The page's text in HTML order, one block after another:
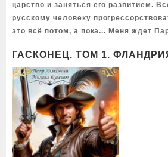
царство и заняться его развитием.
русскому человеку
это всё потом, а пока... Меня ждет
ГАСКОНЕЦ. ТОМ 1.